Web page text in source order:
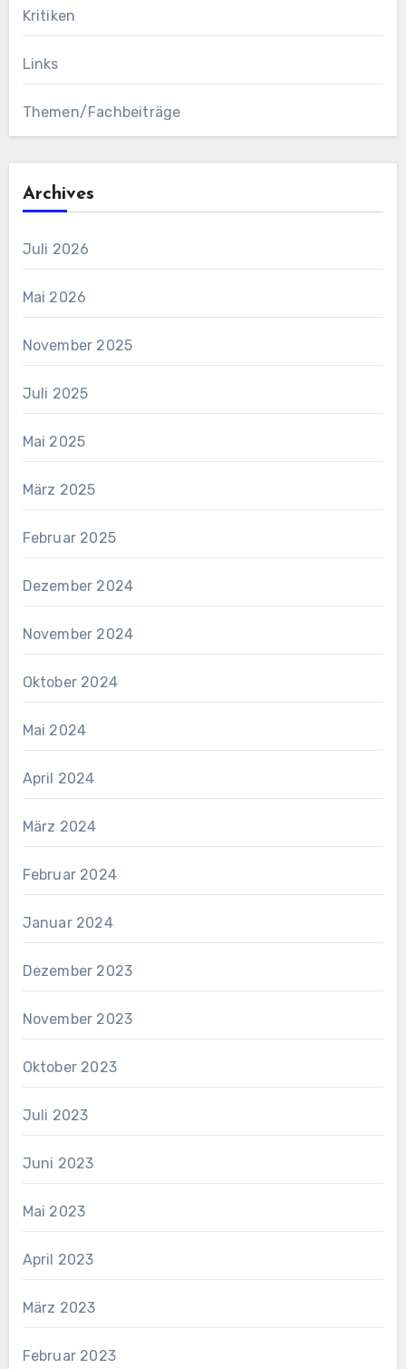
Kritiken
Links
Themen/Fachbeiträge
Archives
Juli 2026
Mai 2026
November 2025
Juli 2025
Mai 2025
März 2025
Februar 2025
Dezember 2024
November 2024
Oktober 2024
Mai 2024
April 2024
März 2024
Februar 2024
Januar 2024
Dezember 2023
November 2023
Oktober 2023
Juli 2023
Juni 2023
Mai 2023
April 2023
März 2023
Februar 2023